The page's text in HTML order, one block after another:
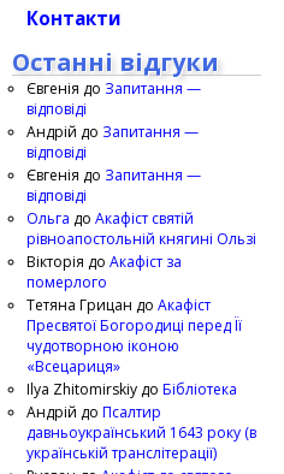
Контакти
Останні відгуки
Євгенія до Запитання —
відповіді
Андрій до Запитання —
відповіді
Євгенія до Запитання —
відповіді
Ольга до Акафіст святій
рівноапостольній княгині Ользі
Вікторія до Акафіст за
померлого
Тетяна Грицан до Акафіст
Пресвятої Богородиці перед Її
чудотворною іконою
«Всецариця»
Ilya Zhitomirskiy до Бібліотека
Андрій до Псалтир
давньоукраїнський 1643 року (в
українській транслітерації)